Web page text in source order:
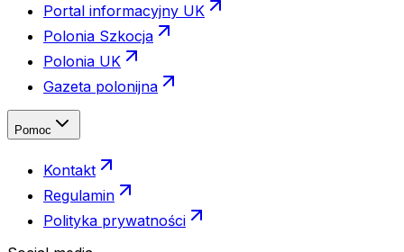
Portal informacyjny UK
Polonia Szkocja
Polonia UK
Gazeta polonijna
Pomoc
Kontakt
Regulamin
Polityka prywatności